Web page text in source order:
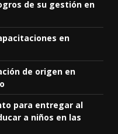
de su gestión en
en
de origen en
para entregar al
a niños en las